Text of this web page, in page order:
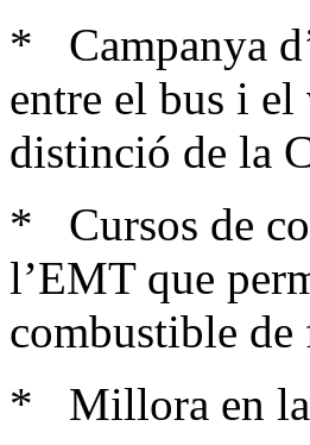
* Campanya
entre el bus i
distinció de la
* Cursos de
l’EMT que
combustible
* Millora en la